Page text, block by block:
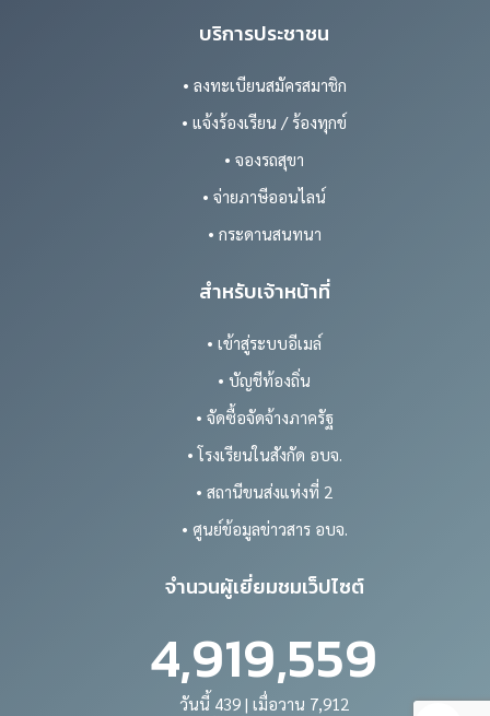
บริการประชาชน
• ลงทะเบียนสมัครสมาชิก
• แจ้งร้องเรียน / ร้องทุกข์
• จองรถสุขา
• จ่ายภาษีออนไลน์
• กระดานสนทนา
สำหรับเจ้าหน้าที่
• เข้าสู่ระบบอีเมล์
• บัญชีท้องถิ่น
• จัดซื้อจัดจ้างภาครัฐ
• โรงเรียนในสังกัด อบจ.
• สถานีขนส่งแห่งที่ 2
• ศูนย์ข้อมูลข่าวสาร อบจ.
จำนวนผู้เยี่ยมชมเว็ปไซต์
4,919,559
วันนี้ 439 | เมื่อวาน 7,912